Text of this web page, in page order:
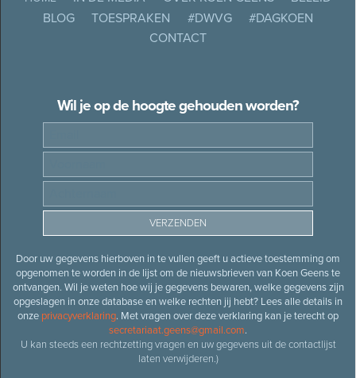
BLOG
TOESPRAKEN #DWVG
#DAGKOEN
CONTACT
Wil je op de hoogte gehouden worden?
Door uw gegevens hierboven in te vullen geeft u actieve toestemming om
opgenomen te worden in de lijst om de nieuwsbrieven van Koen Geens te
ontvangen. Wil je weten hoe wij je gegevens bewaren, welke gegevens zijn
opgeslagen in onze database en welke rechten jij hebt? Lees alle details in
onze privacyverklaring. Met vragen over deze verklaring kan je terecht op
secretariaat.geens@gmail.com.
U kan steeds een rechtzetting vragen en uw gegevens uit de contactlijst
laten verwijderen.)